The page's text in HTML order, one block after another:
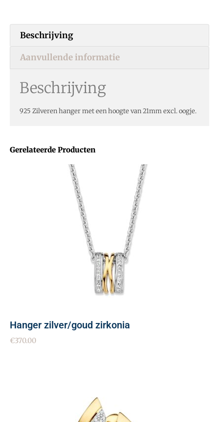
Gerelateerde Producten
Hanger zilver/goud zirkonia
€370.00
Beschrijving
Aanvullende informatie
Beschrijving
925 Zilveren hanger met een hoogte van 21mm excl. oogje.